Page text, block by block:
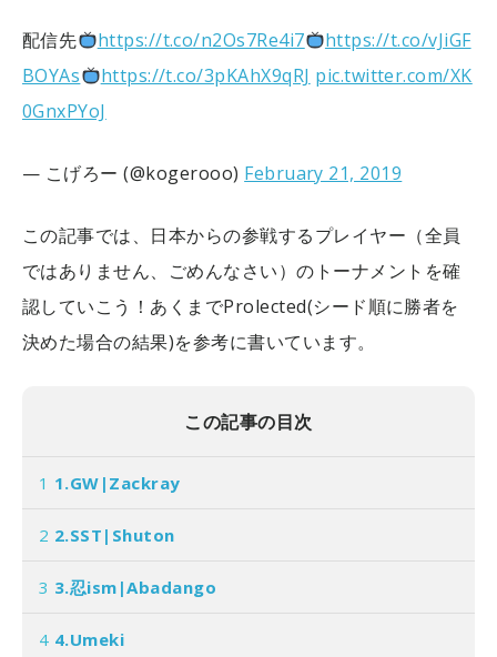
配信先 https://t.co/n2Os7Re4i7
https://t.co/vJiGF
BOYAs
https://t.co/3pKAhX9qRJ pic.twitter.com/XK
0GnxPYoJ
— こげろー (@kogerooo) February 21, 2019
この記事では、日本からの参戦するプレイヤー（全員
ではありません、ごめんなさい）のトーナメントを確
認していこう！あくまでProlected(シード順に勝者を
決めた場合の結果)を参考に書いています。
この記事の目次
1 1.GW|Zackray
2 2.SST|Shuton
3 3.忍ism|Abadango
4 4.Umeki